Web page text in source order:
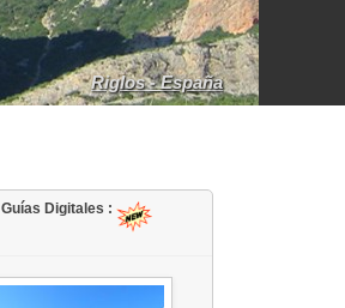
Riglos - España
Guías Digitales :